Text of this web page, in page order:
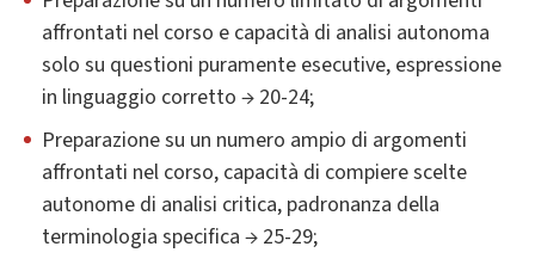
affrontati nel corso e capacità di analisi autonoma
solo su questioni puramente esecutive, espressione
in linguaggio corretto → 20-24;
Preparazione su un numero ampio di argomenti
affrontati nel corso, capacità di compiere scelte
autonome di analisi critica, padronanza della
terminologia specifica → 25-29;